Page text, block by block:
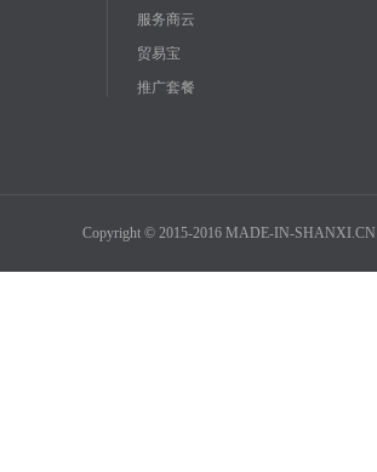
服务商云
贸易宝
推广套餐
Copyright © 2015-2016 MADE-IN-